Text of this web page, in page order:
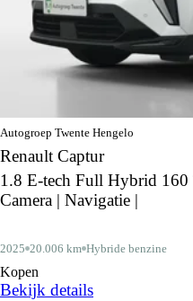
Autogroep Twente Hengelo
Renault Captur
1.8 E-tech Full Hybrid
Camera | Navigatie |
2025 20.006 km Hybride benzine
Kopen
Bekijk details